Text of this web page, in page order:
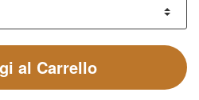
al Carrello